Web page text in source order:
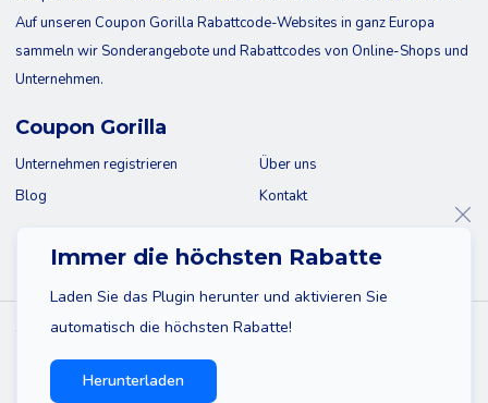
Immer die höchsten Rabatte
Laden Sie das Plugin herunter und aktivieren Sie
automatisch die höchsten Rabatte!
Herunterladen
Auf unseren Coupon Gorilla Rabattcode-Websites in ganz Europa
sammeln wir Sonderangebote und Rabattcodes von Online-Shops und
Unternehmen.
Coupon Gorilla
Unternehmen registrieren
Blog
Über uns
Kontakt
© 2026 Coupon Gorilla
Sitemap
Haftungsausschluss